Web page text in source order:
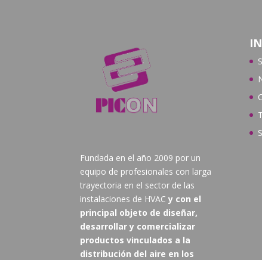
Fundada en el año 2009 por un
equipo de profesionales con larga
trayectoria en el sector de las
instalaciones de HVAC y con el
principal objeto de diseñar,
desarrollar y comercializar
productos vinculados a la
distribución del aire en los